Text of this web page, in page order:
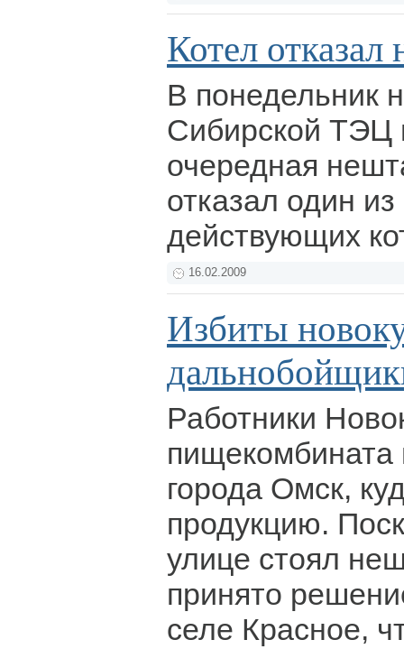
Котел отказал
В понедельник
Сибирской ТЭЦ
очередная
отказал один из
действующих
16.02.2009
Избиты
Работники
пищекомбината
города Омск,
продукцию.
улице стоял
принято
селе Красное,